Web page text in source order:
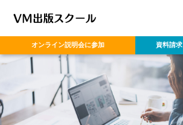
オンライン説明会に参加 資料請求